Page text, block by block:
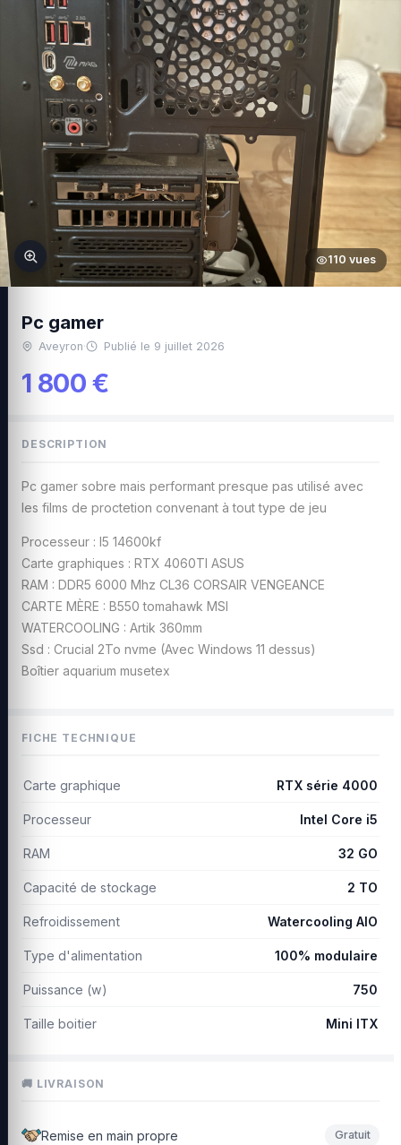
110 vues
DESCRIPTION
Pc gamer sobre mais performant presque pas utilisé avec
les films de proctetion convenant à tout type de jeu
Processeur : I5 14600kf
Carte graphiques : RTX 4060TI ASUS
RAM : DDR5 6000 Mhz CL36 CORSAIR VENGEANCE
CARTE MÈRE : B550 tomahawk MSI
WATERCOOLING : Artik 360mm
Ssd : Crucial 2To nvme (Avec Windows 11 dessus)
Boîtier aquarium musetex
Pc gamer
Aveyron· Publié le 9 juillet 2026
1 800 €
FICHE TECHNIQUE
Carte graphique RTX série 4000
Processeur Intel Core i5
RAM 32 GO
Capacité de stockage 2 TO
Refroidissement Watercooling AIO
Type d'alimentation 100% modulaire
Puissance (w) 750
Taille boitier Mini ITX
🚚 LIVRAISON
Remise en main propre Gratuit